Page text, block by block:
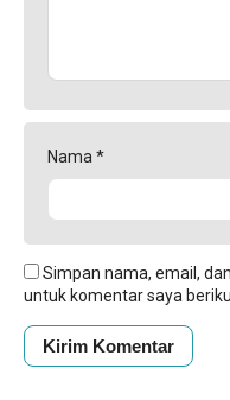
Nama *
Simpan nama, email,
untuk komentar saya